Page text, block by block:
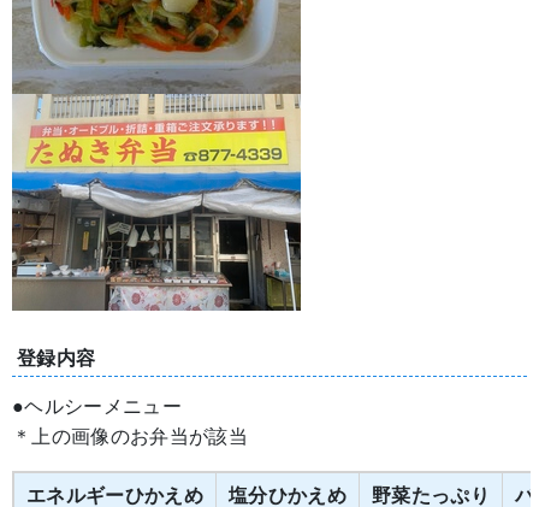
登録内容
●ヘルシーメニュー
＊上の画像のお弁当が該当
エネルギーひかえめ 塩分ひかえめ 野菜たっぷり バ